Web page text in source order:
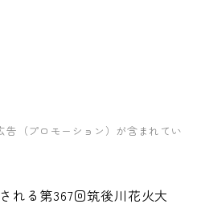
（プロモーション）が含まれてい
れる第367回筑後川花火大